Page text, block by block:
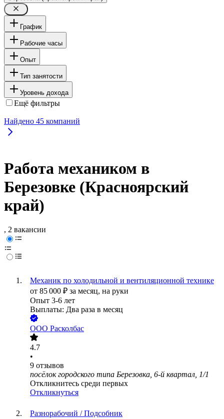
График
Рабочие часы
Опыт
Тип занятости
Уровень дохода
Ещё фильтры
Найдено 45 компаний
Работа механиком в
Березовке (Красноярский
край)
, 2 вакансии
Механик по холодильной и вентиляционной технике
от 85 000 ₽ за месяц, на руки
Опыт 3-6 лет
Выплаты: Два раза в месяц
ООО Расколбас
4.7
•
9 отзывов
посёлок городского типа Березовка, 6-й квартал, 1/1
Откликнитесь среди первых
Откликнуться
Разнорабочий / Подсобник